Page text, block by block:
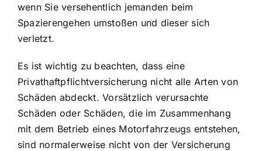
wenn Sie versehentlich jemanden beim
Spazierengehen umstoßen und dieser sich
verletzt.
Es ist wichtig zu beachten, dass eine
Privathaftpflichtversicherung nicht alle Arten von
Schäden abdeckt. Vorsätzlich verursachte
Schäden oder Schäden, die im Zusammenhang
mit dem Betrieb eines Motorfahrzeugs entstehen,
sind normalerweise nicht von der Versicherung